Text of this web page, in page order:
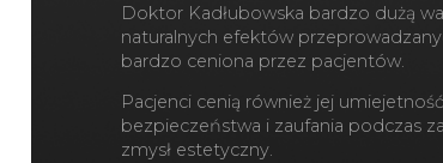
Doktor Kadłubowska bardzo dużą
naturalnych efektów
bardzo ceniona przez pacjentów.
Pacjenci cenią również jej
bezpieczeństwa i zaufania podczas
zmysł estetyczny.